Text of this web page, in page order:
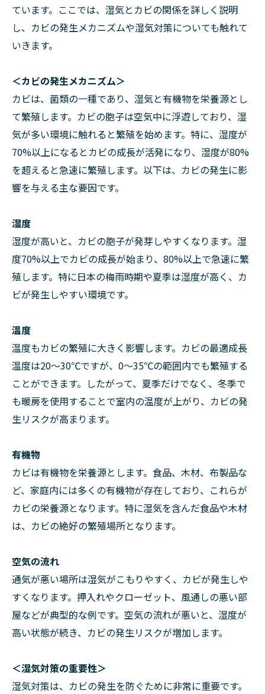
ています。ここでは、湿気とカビの関係を詳しく説明
し、カビの発生メカニズムや湿気対策についても触れて
いきます。
＜カビの発生メカニズム＞
カビは、菌類の一種であり、湿気と有機物を栄養源とし
て繁殖します。カビの胞子は空気中に浮遊しており、湿
気が多い環境に触れると繁殖を始めます。特に、湿度が
70%以上になるとカビの成長が活発になり、湿度が80%
を超えると急速に繁殖します。以下は、カビの発生に影
響を与える主な要因です。
湿度
湿度が高いと、カビの胞子が発芽しやすくなります。湿
度70%以上でカビの成長が始まり、80%以上で急速に繁
殖します。特に日本の梅雨時期や夏季は湿度が高く、カ
ビが発生しやすい環境です。
温度
温度もカビの繁殖に大きく影響します。カビの最適成長
温度は20～30℃ですが、0～35℃の範囲内でも繁殖する
ことができます。したがって、夏季だけでなく、冬季で
も暖房を使用することで室内の温度が上がり、カビの発
生リスクが高まります。
有機物
カビは有機物を栄養源とします。食品、木材、布製品な
ど、家庭内には多くの有機物が存在しており、これらが
カビの栄養源となります。特に湿気を含んだ食品や木材
は、カビの絶好の繁殖場所となります。
空気の流れ
通気が悪い場所は湿気がこもりやすく、カビが発生しや
すくなります。押入れやクローゼット、風通しの悪い部
屋などが典型的な例です。空気の流れが悪いと、湿度が
高い状態が続き、カビの発生リスクが増加します。
＜湿気対策の重要性＞
湿気対策は、カビの発生を防ぐために非常に重要です。